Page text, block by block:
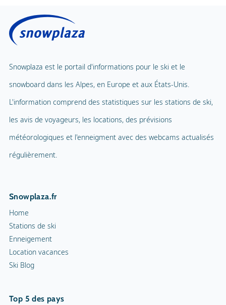
Snowplaza est le portail d'informations pour le ski et le
snowboard dans les Alpes, en Europe et aux États-Unis.
L'information comprend des statistiques sur les stations de ski,
les avis de voyageurs, les locations, des prévisions
météorologiques et l'enneigment avec des webcams actualisés
régulièrement.
Snowplaza.fr
Home
Stations de ski
Enneigement
Location vacances
Ski Blog
Top 5 des pays